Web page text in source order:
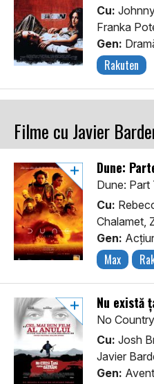
Cu:
Franka
Gen:
Rakuten
Filme cu Javier
Dune:
Dune: Part
Cu:
Chalamet,
Gen:
Max
Nu există
No
Cu: Josh
Javier
Gen: